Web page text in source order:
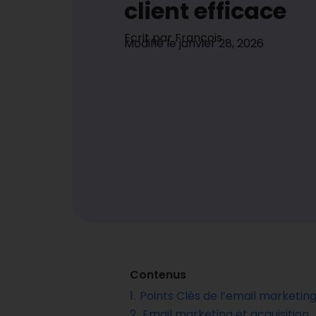
client efficace
Ecrit parFrancois
Modifié le janvier 28, 2026
Contenus
1. Points Clés de l’email marketing